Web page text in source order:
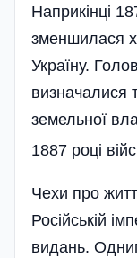
Наприкінці
зменшилася
Україну.
визначалися
земельної
1887 році
Чехи про
Російській
видань.